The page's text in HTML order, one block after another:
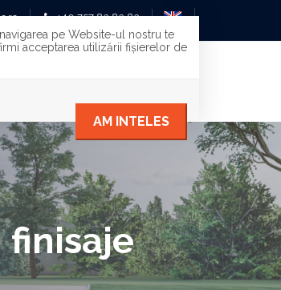
pe Website-ul nostru te
acceptarea utilizării fişierelor de
AM INTELES
+40 757 83 83 83
finisaje